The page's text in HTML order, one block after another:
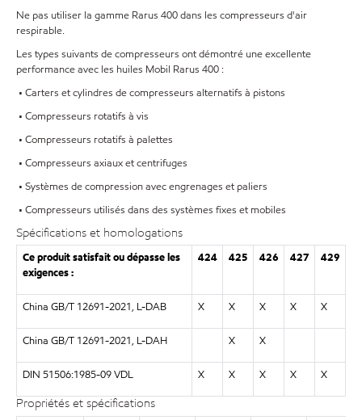
Ne pas utiliser la gamme Rarus 400 dans les compresseurs d'air
respirable.
Les types suivants de compresseurs ont démontré une excellente
performance avec les huiles Mobil Rarus 400 :
• Carters et cylindres de compresseurs alternatifs à pistons
• Compresseurs rotatifs à vis
• Compresseurs rotatifs à palettes
• Compresseurs axiaux et centrifuges
• Systèmes de compression avec engrenages et paliers
• Compresseurs utilisés dans des systèmes fixes et mobiles
Spécifications et homologations
Ce produit satisfait ou dépasse les
exigences :
424 425 426 427 429
China GB/T 12691-2021, L-DAB X X X X X
China GB/T 12691-2021, L-DAH X X
DIN 51506:1985-09 VDL X X X X X
Propriétés et spécifications